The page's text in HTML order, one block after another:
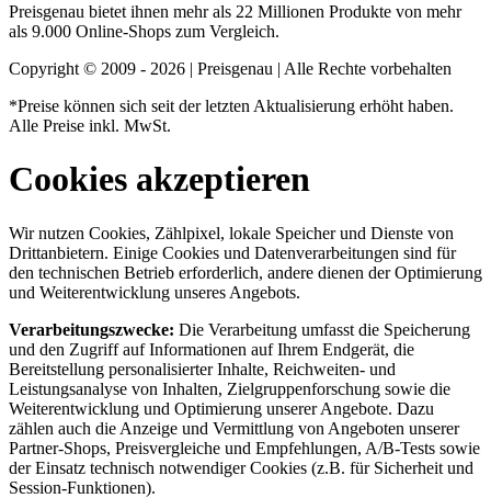
Preisgenau bietet ihnen mehr als 22 Millionen Produkte von mehr
als 9.000 Online-Shops zum Vergleich.
Copyright © 2009 - 2026 | Preisgenau | Alle Rechte vorbehalten
*Preise können sich seit der letzten Aktualisierung erhöht haben.
Alle Preise inkl. MwSt.
Cookies akzeptieren
Wir nutzen Cookies, Zählpixel, lokale Speicher und Dienste von
Drittanbietern. Einige Cookies und Datenverarbeitungen sind für
den technischen Betrieb erforderlich, andere dienen der Optimierung
und Weiterentwicklung unseres Angebots.
Verarbeitungszwecke: Die Verarbeitung umfasst die Speicherung
und den Zugriff auf Informationen auf Ihrem Endgerät, die
Bereitstellung personalisierter Inhalte, Reichweiten- und
Leistungsanalyse von Inhalten, Zielgruppenforschung sowie die
Weiterentwicklung und Optimierung unserer Angebote. Dazu
zählen auch die Anzeige und Vermittlung von Angeboten unserer
Partner-Shops, Preisvergleiche und Empfehlungen, A/B-Tests sowie
der Einsatz technisch notwendiger Cookies (z.B. für Sicherheit und
Session-Funktionen).